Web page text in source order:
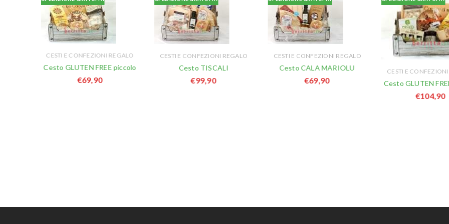
CESTI E CONFEZIONI REGALO
Cesto GLUTEN FREE piccolo
€69,90
CESTI E CONFEZIONI REGALO
Cesto TISCALI
€99,90
CESTI E CONFEZIONI REGALO
Cesto CALA MARIOLU
€69,90
CESTI E
Cesto GLUTEN
€104,90